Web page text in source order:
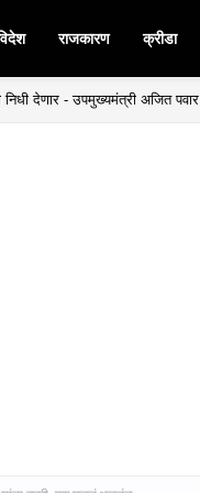
राजकारण क्रीडा
निधी देणार - उपमुख्यमंत्री अजित पवार